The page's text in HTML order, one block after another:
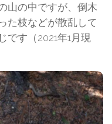
山の中ですが、倒木
た枝などが散乱して
です（2021年1月現